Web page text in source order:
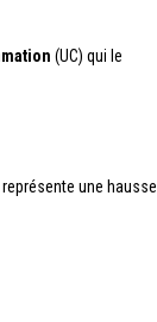
(UC) qui le
une hausse